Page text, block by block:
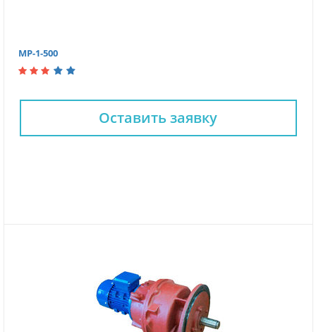
МР-1-500
Оставить заявку